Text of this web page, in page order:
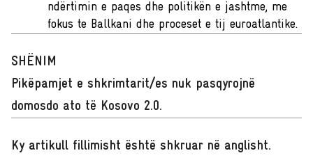
ndërtimin e paqes dhe politikën e jashtme, me
fokus te Ballkani dhe proceset e tij euroatlantike.
SHËNIM
Pikëpamjet e shkrimtarit/es nuk pasqyrojnë
domosdo ato të Kosovo 2.0.
Ky artikull fillimisht është shkruar në anglisht.